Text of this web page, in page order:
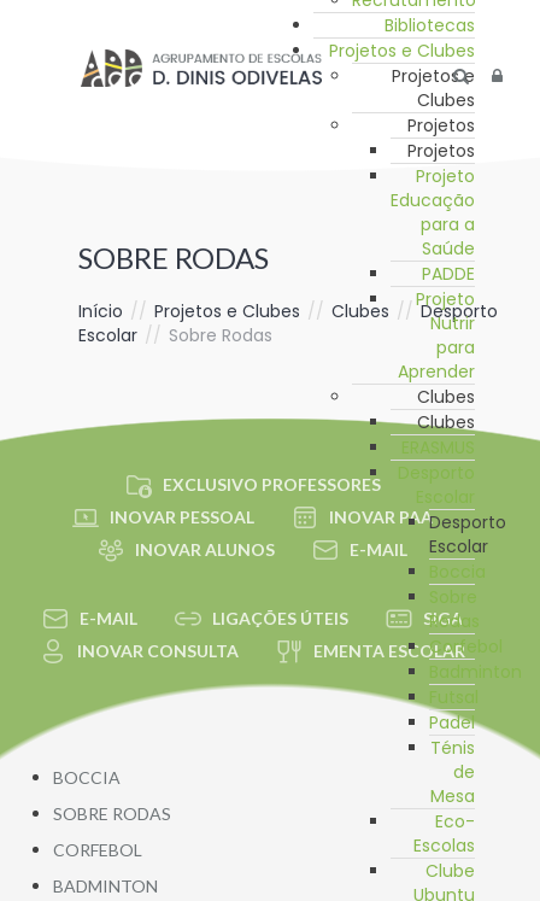
Bibliotecas
Projetos e Clubes
Projetos e
Clubes
Projetos
Projetos
Projeto
Educação
para a
Saúde
PADDE
Projeto
Nutrir
para
Aprender
Clubes
Clubes
ERASMUS
Desporto
Escolar
Desporto
Escolar
Boccia
Sobre
Rodas
Corfebol
Badminton
Futsal
Padel
Ténis
de
Mesa
Eco-
Escolas
Clube
Ubuntu
SOBRE RODAS
Início // Projetos e Clubes // Clubes //Desporto
Escolar // Sobre Rodas
EXCLUSIVO PROFESSORES
INOVAR PESSOAL
INOVAR PAA
INOVAR ALUNOS
E-MAIL
E-MAIL LIGAÇÕES ÚTEIS
SIGA
INOVAR CONSULTA
EMENTA ESCOLAR
BOCCIA
SOBRE RODAS
CORFEBOL
BADMINTON